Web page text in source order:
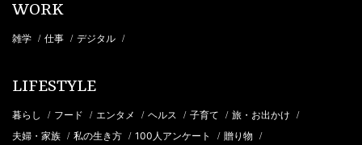
WORK
雑学 / 仕事 / デジタル /
LIFESTYLE
暮らし / フード / エンタメ / ヘルス / 子育て / 旅・お出かけ /
夫婦・家族 / 私の生き方 / 100人アンケート / 贈り物 /